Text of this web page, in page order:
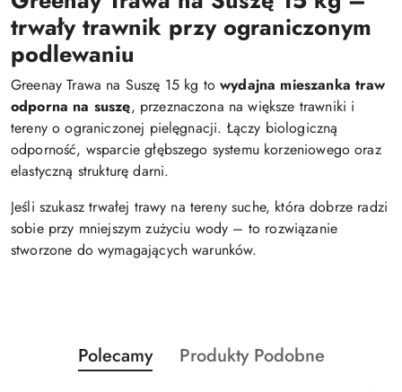
trwały trawnik przy ograniczonym
podlewaniu
Greenay Trawa na Suszę 15 kg towydajna mieszanka traw
odporna na suszę, przeznaczona na większe trawniki i
tereny o ograniczonej pielęgnacji. Łączy biologiczną
odporność, wsparcie głębszego systemu korzeniowego oraz
elastyczną strukturę darni.
Jeśli szukasz trwałej trawy na tereny suche, która dobrze radzi
sobie przy mniejszym zużyciu wody – to rozwiązanie
stworzone do wymagających warunków.
Pomiń karuzelę produktów
Produkty
o
Polecamy
Produkty
Produkty Podobne